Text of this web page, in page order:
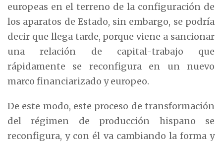
europeas en el terreno de la configuración de
los aparatos de Estado, sin embargo, se podría
decir que llega tarde, porque viene a sancionar
una relación de capital-trabajo que
rápidamente se reconfigura en un nuevo
marco financiarizado y europeo.
De este modo, este proceso de transformación
del régimen de producción hispano se
reconfigura, y con él va cambiando la forma y